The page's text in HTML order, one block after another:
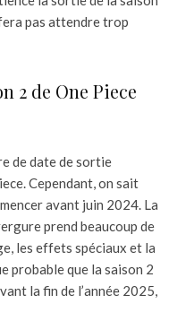
pas attendre trop
2 de One Piece
de date de sortie
Cependant, on sait
avant juin 2024. La
prend beaucoup de
les effets spéciaux et la
probable que la saison 2
la fin de l’année 2025,